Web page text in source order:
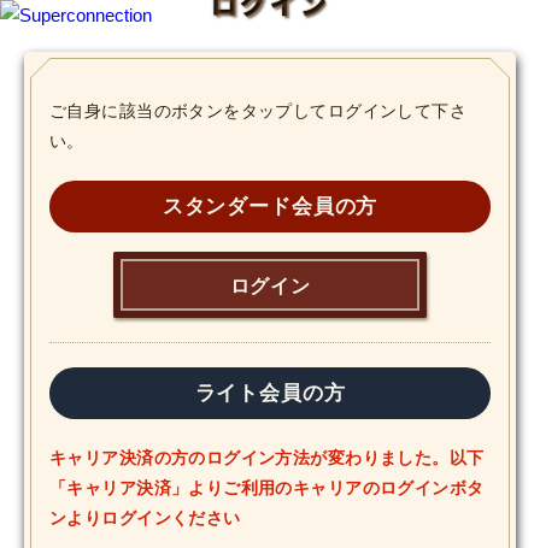
ご自身に該当のボタンをタップしてログインして下さ
い。
スタンダード会員の方
ログイン
ライト会員の方
キャリア決済の方のログイン方法が変わりました。以下
「キャリア決済」よりご利用のキャリアのログインボタ
ンよりログインください
INFO
SHIHO’s DIARY
STAFF DIARY
SHIHO’s VOICE
We Spy!
SPECIAL
#Throwback